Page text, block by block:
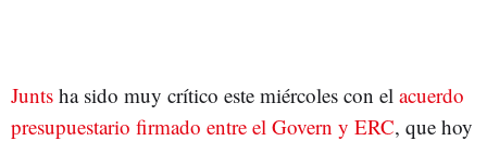
Junts ha sido muy crítico este miércoles con el acuerdo
presupuestario firmado entre el Govern y ERC, que hoy